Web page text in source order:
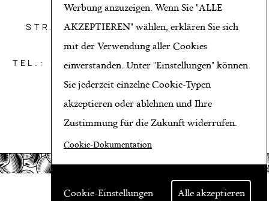
OBST AICHINGER GMBH
STRATZDORFER STRASSE 21, 3494
TEL.: +43 2735/8650*HANDY: +43 664
ERNST@AICHINGER.CO.AT
Werbung anzuzeigen. Wenn Sie "ALLE
AKZEPTIEREN" wählen, erklären Sie sich
mit der Verwendung aller Cookies
einverstanden. Unter "Einstellungen" können
Sie jederzeit einzelne Cookie-Typen
akzeptieren oder ablehnen und Ihre
Zustimmung für die Zukunft widerrufen.
Cookie-Dokumentation
Cookie-Einstellungen Alle akzeptieren